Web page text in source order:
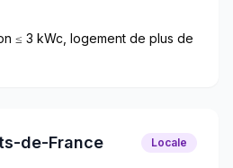
≤ 3 kWc, logement de plus de
de-France Locale